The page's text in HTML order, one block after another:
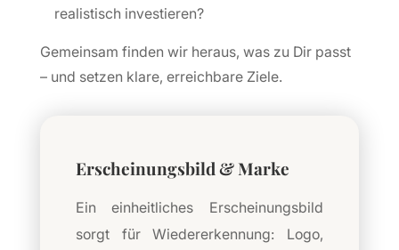
realistisch investieren?
Gemeinsam finden wir heraus, was zu Dir passt
– und setzen klare, erreichbare Ziele.
Erscheinungsbild & Marke
Ein einheitliches Erscheinungsbild
sorgt für Wiedererkennung: Logo,